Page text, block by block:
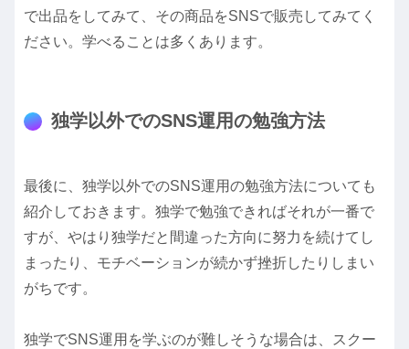
で出品をしてみて、その商品をSNSで販売してみてく
ださい。学べることは多くあります。
独学以外でのSNS運用の勉強方法
最後に、独学以外でのSNS運用の勉強方法についても
紹介しておきます。独学で勉強できればそれが一番で
すが、やはり独学だと間違った方向に努力を続けてし
まったり、モチベーションが続かず挫折したりしまい
がちです。
独学でSNS運用を学ぶのが難しそうな場合は、スクー